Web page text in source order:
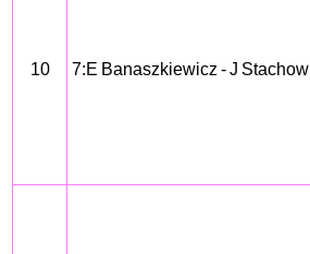
10 7:E Banaszkiewicz - J